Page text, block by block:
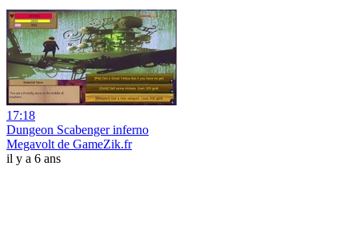
17:18
Dungeon Scabenger inferno
Megavolt de GameZik.fr
il y a 6 ans